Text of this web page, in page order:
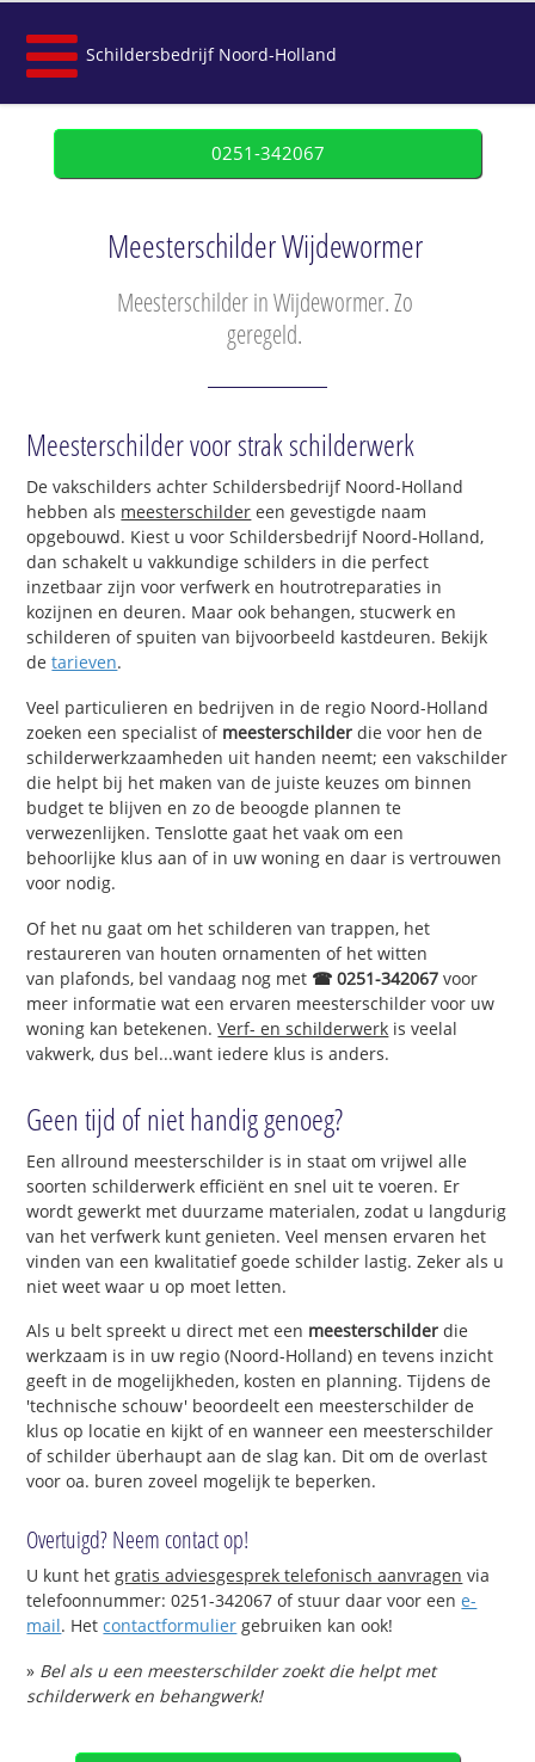
Schildersbedrijf Noord-Holland
0251-342067
Meesterschilder Wijdewormer
Meesterschilder in Wijdewormer. Zo
geregeld.
Meesterschilder voor strak schilderwerk
De vakschilders achter Schildersbedrijf Noord-Holland
hebben als meesterschilder een gevestigde naam
opgebouwd. Kiest u voor Schildersbedrijf Noord-Holland,
dan schakelt u vakkundige schilders in die perfect
inzetbaar zijn voor verfwerk en houtrotreparaties in
kozijnen en deuren. Maar ook behangen, stucwerk en
schilderen of spuiten van bijvoorbeeld kastdeuren. Bekijk
detarieven.
Veel particulieren en bedrijven in de regio Noord-Holland
zoeken een specialist of meesterschilder die voor hen de
schilderwerkzaamheden uit handen neemt; een vakschilder
die helpt bij het maken van de juiste keuzes om binnen
budget te blijven en zo de beoogde plannen te
verwezenlijken. Tenslotte gaat het vaak om een
behoorlijke klus aan of in uw woning en daar is vertrouwen
voor nodig.
Of het nu gaat om het schilderen van trappen, het
restaureren van houten ornamenten of het witten
van plafonds, bel vandaag nog met ☎ 0251-342067 voor
meer informatie wat een ervaren meesterschilder voor uw
woning kan betekenen.Verf- en schilderwerk is veelal
vakwerk, dus bel...want iedere klus is anders.
Geen tijd of niet handig genoeg?
Een allround meesterschilder is in staat om vrijwel alle
soorten schilderwerk efficiënt en snel uit te voeren. Er
wordt gewerkt met duurzame materialen, zodat u langdurig
van het verfwerk kunt genieten. Veel mensen ervaren het
vinden van een kwalitatief goede schilder lastig. Zeker als u
niet weet waar u op moet letten.
Als u belt spreekt u direct met een meesterschilder die
werkzaam is in uw regio (Noord-Holland) en tevens inzicht
geeft in de mogelijkheden, kosten en planning. Tijdens de
'technische schouw' beoordeelt een meesterschilder de
klus op locatie en kijkt of en wanneer een meesterschilder
of schilder überhaupt aan de slag kan. Dit om de overlast
voor oa. buren zoveel mogelijk te beperken.
Overtuigd? Neem contact op!
U kunt hetgratis adviesgesprek telefonisch aanvragen via
telefoonnummer: 0251-342067 of stuur daar voor eene-
mail. Hetcontactformulier gebruiken kan ook!
» Bel als u een meesterschilder zoekt die helpt met
schilderwerk en behangwerk!